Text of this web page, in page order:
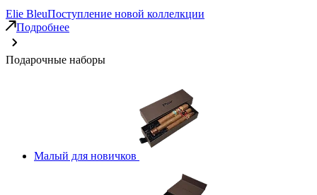
Elie BleuПоступление новой коллелкции
Подробнее
Подарочные наборы
Малый для новичков